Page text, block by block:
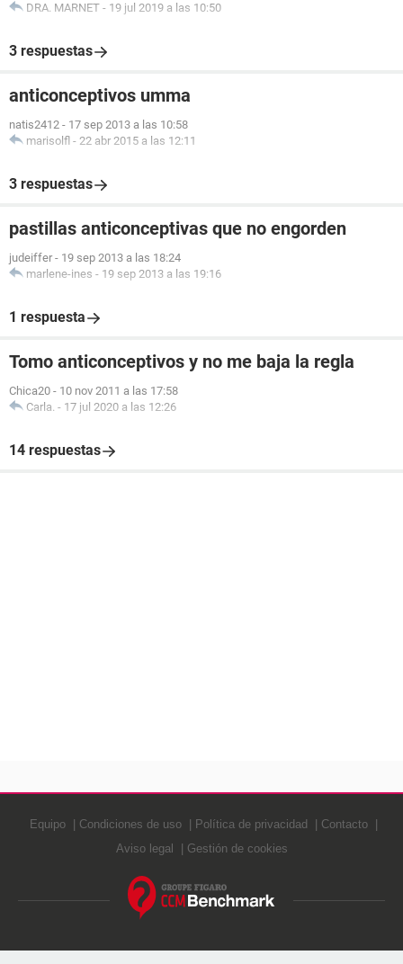
DRA. MARNET - 19 jul 2019 a las 10:50
3 respuestas
anticonceptivos umma
natis2412 - 17 sep 2013 a las 10:58
marisolfl - 22 abr 2015 a las 12:11
3 respuestas
pastillas anticonceptivas que no engorden
judeiffer - 19 sep 2013 a las 18:24
marlene-ines - 19 sep 2013 a las 19:16
1 respuesta
Tomo anticonceptivos y no me baja la regla
Chica20 - 10 nov 2011 a las 17:58
Carla. - 17 jul 2020 a las 12:26
14 respuestas
Equipo Condiciones de uso Política de privacidad
Contacto
Aviso legal
Gestión de cookies